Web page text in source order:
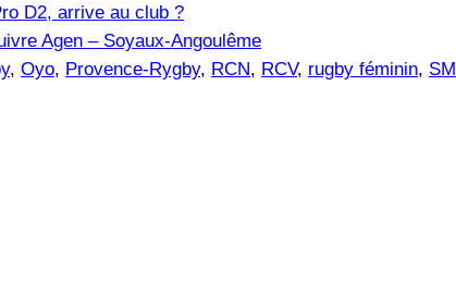
D2, arrive au club ?
Agen – Soyaux-Angoulême
, Oyo, Provence-Rygby, RCN, RCV, rugby féminin,